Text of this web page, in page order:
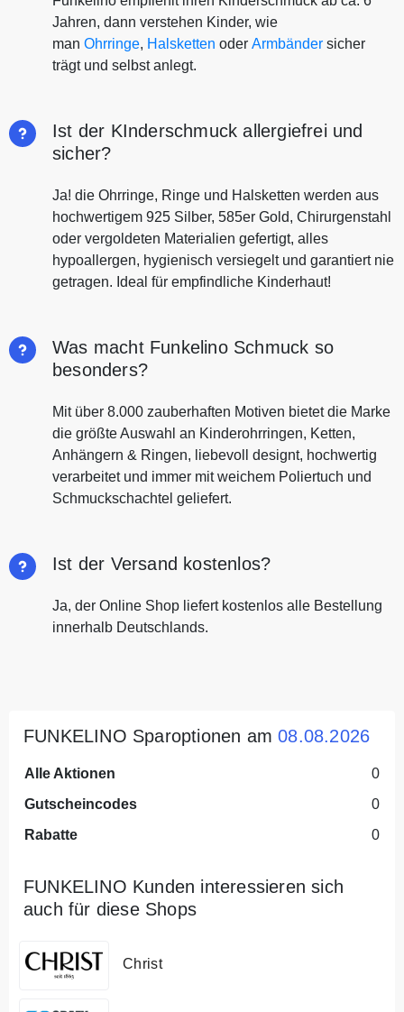
Jahren, dann verstehen Kinder, wie
man Ohrringe, Halsketten oder Armbänder sicher
trägt und selbst anlegt.
Ist der KInderschmuck allergiefrei und
sicher?
Ja! die Ohrringe, Ringe und Halsketten werden aus
hochwertigem 925 Silber, 585er Gold, Chirurgenstahl
oder vergoldeten Materialien gefertigt, alles
hypoallergen, hygienisch versiegelt und garantiert nie
getragen. Ideal für empfindliche Kinderhaut!
Was macht Funkelino Schmuck so
besonders?
Mit über 8.000 zauberhaften Motiven bietet die Marke
die größte Auswahl an Kinderohrringen, Ketten,
Anhängern & Ringen, liebevoll designt, hochwertig
verarbeitet und immer mit weichem Poliertuch und
Schmuckschachtel geliefert.
Ist der Versand kostenlos?
Ja, der Online Shop liefert kostenlos alle Bestellung
innerhalb Deutschlands.
FUNKELINO Sparoptionen am08.08.2026
Alle Aktionen
0
Gutscheincodes
0
Rabatte
0
FUNKELINO Kunden interessieren sich
auch für diese Shops
Christ